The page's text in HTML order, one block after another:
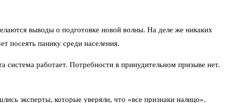
выводы о подготовке новой волны. На деле же никаких
посеять панику среди населения.
система работает. Потребности в принудительном призыве нет.
эксперты, которые уверяли, что «все признаки налицо».